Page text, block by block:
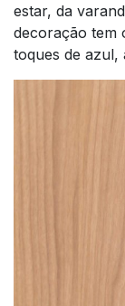
estar, da
decoração tem
toques de azul,